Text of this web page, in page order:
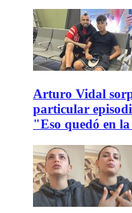
Arturo Vidal
particular
"Eso quedó en